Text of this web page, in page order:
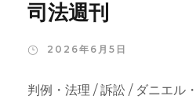
司法週刊
2026年6月5日
判例・法理 / 訴訟 / ダニエル